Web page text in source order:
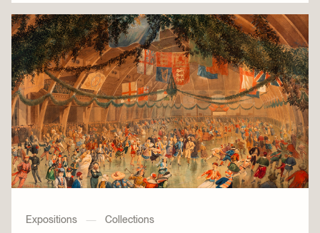
Expositions — Collections